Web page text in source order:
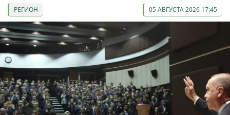
РЕГИОН 05 АВГУСТА 2026 17:45